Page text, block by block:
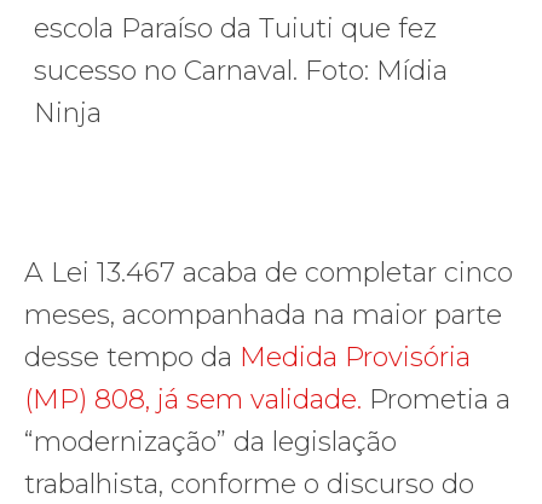
A Lei 13.467 acaba de completar cinco
meses, acompanhada na maior parte
desse tempo da Medida Provisória
(MP) 808, já sem validade. Prometia a
“modernização” da legislação
trabalhista, conforme o discurso do